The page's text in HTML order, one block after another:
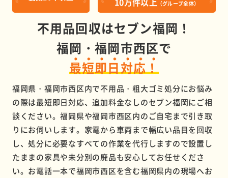
（グループ全体）
不用品回収はセブン福岡！
福岡・福岡市西区で
最短即日対応！
福岡県・福岡市西区内で不用品・粗大ゴミ処分にお悩み
の際は最短即日対応、追加料金なしのセブン福岡にご相
談ください。福岡県や福岡市西区内のご自宅まで引き取
りにお伺いします。家電から車両まで幅広い品目を回収
し、処分に必要なすべての作業を代行しますので設置し
たままの家具や未分別の廃品も安心してお任せくださ
い。お電話一本で福岡市西区を含む福岡県内の現場へお